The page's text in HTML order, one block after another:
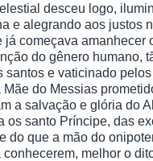
desceu logo,
e alegrando aos justos
já começava amanhecer
do gênero humano,
santos e vaticinado
Mãe do Messias
a salvação e glória do
os santo Príncipe, das
do que a mão do
conhecerem, melhor o